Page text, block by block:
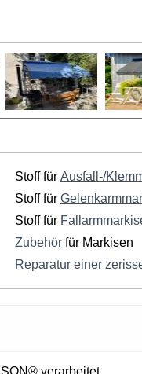
Stoff für Ausfall-/
Stoff für
Stoff für
Zubehör für Markisen
Reparatur einer
verarbeitet.